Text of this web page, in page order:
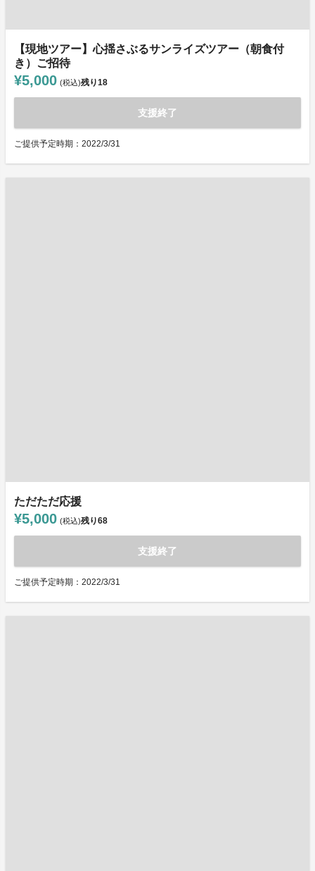
【現地ツアー】心揺さぶるサンライズツアー（朝食付
き）ご招待
¥5,000 (税込)残り18
支援終了
ご提供予定時期：2022/3/31
ただただ応援
¥5,000 (税込)残り68
支援終了
ご提供予定時期：2022/3/31